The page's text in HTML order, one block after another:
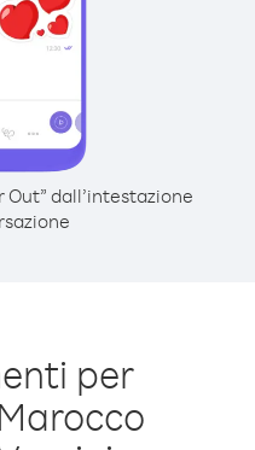
dall’intestazione
per